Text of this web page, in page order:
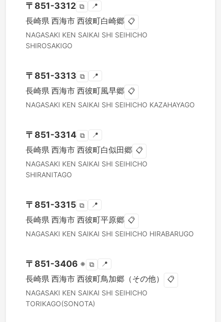
〒 851-3312 ⧉ 📍
長崎県 西海市 西彼町白崎郷 📋
NAGASAKI KEN SAIKAI SHI SEIHICHO
SHIROSAKIGO
〒 851-3313 ⧉ 📍
長崎県 西海市 西彼町風早郷 📋
NAGASAKI KEN SAIKAI SHI SEIHICHO KAZAHAYAGO
〒 851-3314 ⧉ 📍
長崎県 西海市 西彼町白似田郷 📋
NAGASAKI KEN SAIKAI SHI SEIHICHO
SHIRANITAGO
〒 851-3315 ⧉ 📍
長崎県 西海市 西彼町平原郷 📋
NAGASAKI KEN SAIKAI SHI SEIHICHO HIRABARUGO
〒 851-3406 ※ ⧉ 📍
長崎県 西海市 西彼町鳥加郷（その他） 📋
NAGASAKI KEN SAIKAI SHI SEIHICHO
TORIKAGO(SONOTA)